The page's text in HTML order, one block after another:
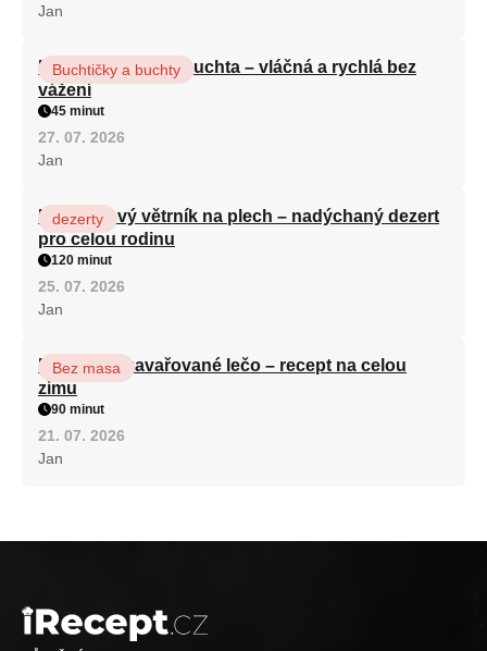
Jan
Hrnková maková buchta – vláčná a rychlá bez
vážení
Buchtičky a buchty
45 minut
27. 07. 2026
Jan
Karamelový větrník na plech – nadýchaný dezert
pro celou rodinu
dezerty
120 minut
25. 07. 2026
Jan
Babiččino zavařované lečo – recept na celou
zimu
Bez masa
90 minut
21. 07. 2026
Jan